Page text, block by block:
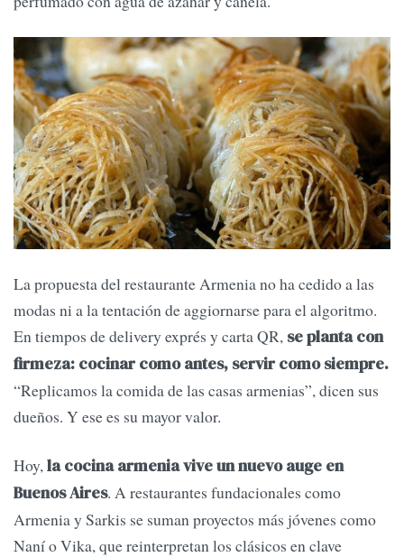
La propuesta del restaurante Armenia no ha cedido a las
modas ni a la tentación de aggiornarse para el algoritmo.
En tiempos de delivery exprés y carta QR, se planta con
firmeza: cocinar como antes, servir como siempre.
“Replicamos la comida de las casas armenias”, dicen sus
dueños. Y ese es su mayor valor.
Hoy,la cocina armenia vive un nuevo auge en
Buenos Aires. A restaurantes fundacionales como
Armenia y Sarkis se suman proyectos más jóvenes como
Naní o Vika, que reinterpretan los clásicos en clave